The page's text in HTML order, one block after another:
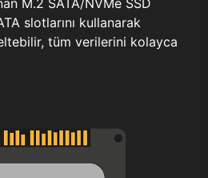
M.2 SATA/NVMe SSD
slotlarını kullanarak
tüm verilerini kolayca